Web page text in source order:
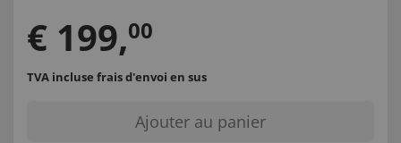
€ 199,00
TVA incluse frais d'envoi en sus
Ajouter au panier